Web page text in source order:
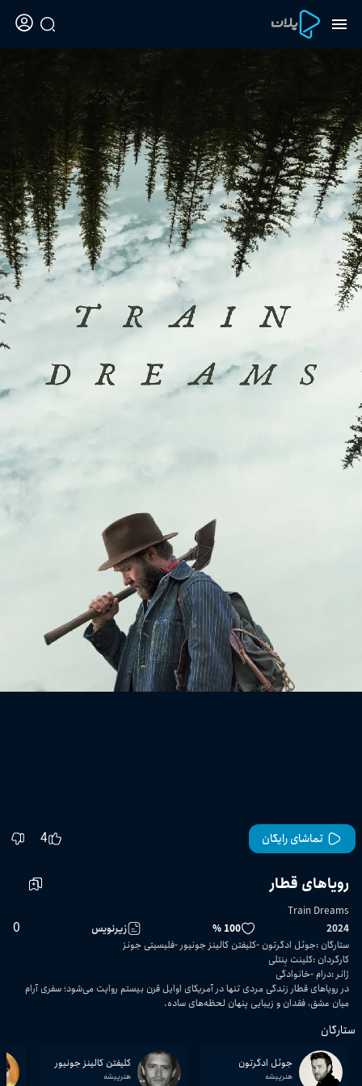
تماشای رایگان 4
رویاهای قطار
Train Dreams
2024
100 % زیرنویس 0
ستارگان :جوئل ادگرتون کلیفتن کالینز جونیور فلیسیتی جونز
کارگردان :کلینت بِنتلی
ژانر:درام خانوادگی
در رویاهای قطار زندگی مردی تنها در آمریکا‌ی اوایل قرن بیستم روایت می‌شود؛ سفری آرام
میان عشق، فقدان و زیبایی پنهان لحظه‌های ساده.
ستارگان
جوئل ادگرتون
هنرپیشه
کلیفتن کالینز جونیور
هنرپیشه